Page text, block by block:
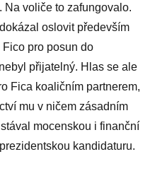
Na voliče to zafungovalo.
oslovit především
Fico pro posun do
přijatelný. Hlas se ale
Fica koaličním partnerem,
mu v ničem zásadním
mocenskou i finanční
kandidaturu.